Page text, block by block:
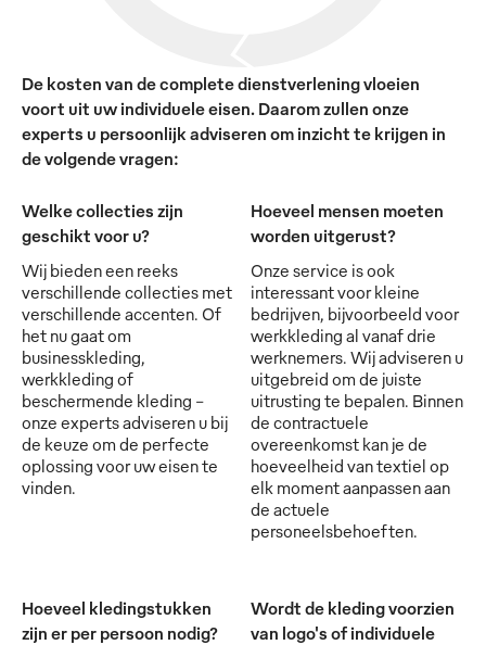
De kosten van de complete dienstverlening vloeien
voort uit uw individuele eisen. Daarom zullen onze
experts u persoonlijk adviseren om inzicht te krijgen in
de volgende vragen:
Welke collecties zijn
geschikt voor u?
Wij bieden een reeks
verschillende collecties met
verschillende accenten. Of
het nu gaat om
businesskleding,
werkkleding of
beschermende kleding -
onze experts adviseren u bij
de keuze om de perfecte
oplossing voor uw eisen te
vinden.
Hoeveel mensen moeten
worden uitgerust?
Onze service is ook
interessant voor kleine
bedrijven, bijvoorbeeld voor
werkkleding al vanaf drie
werknemers. Wij adviseren u
uitgebreid om de juiste
uitrusting te bepalen. Binnen
de contractuele
overeenkomst kan je de
hoeveelheid van textiel op
elk moment aanpassen aan
de actuele
personeelsbehoeften.
Hoeveel kledingstukken
zijn er per persoon nodig?
Wordt de kleding voorzien
van logo's of individuele